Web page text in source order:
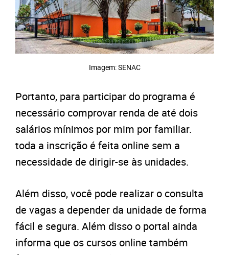
Imagem: SENAC
Portanto, para participar do programa é
necessário comprovar renda de até dois
salários mínimos por mim por familiar.
toda a inscrição é feita online sem a
necessidade de dirigir-se às unidades.
Além disso, você pode realizar o consulta
de vagas a depender da unidade de forma
fácil e segura. Além disso o portal ainda
informa que os cursos online também